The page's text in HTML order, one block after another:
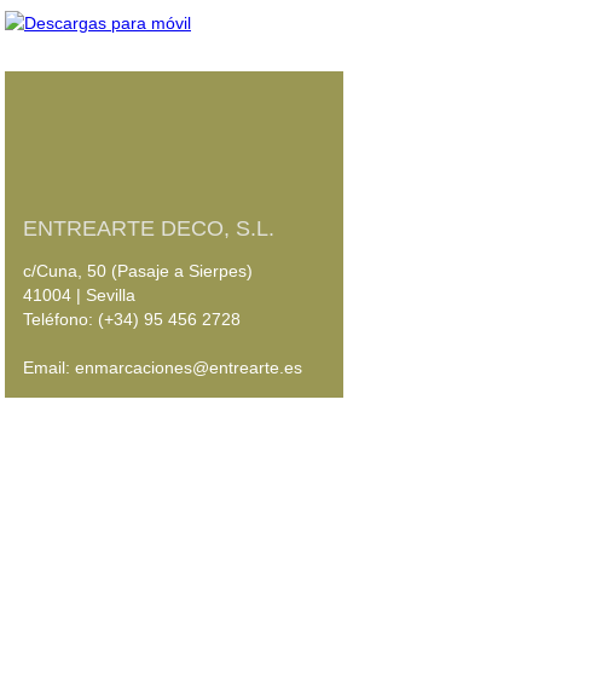
ENTREARTE DECO, S.L.
c/Cuna, 50 (Pasaje a Sierpes)
41004 | Sevilla
Teléfono: (+34) 95 456 2728
Email: enmarcaciones@entrearte.es